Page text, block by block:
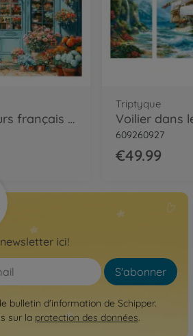
Magasin de fleurs français Peinture par numéros
Triptyque
609260927
€49.99
ici!
S'abonner
bulletin d'information de Schipper.
sur la protection des données.